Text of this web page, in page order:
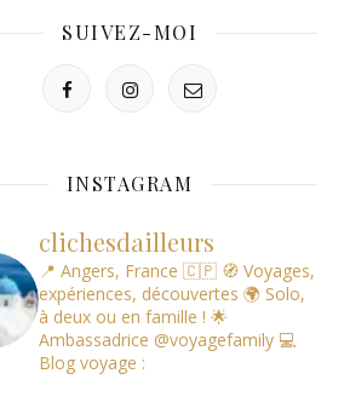
SUIVEZ-MOI
INSTAGRAM
clichesdailleurs
📍 Angers, France 🇨🇵 🧭 Voyages,
expériences, découvertes 🌍 Solo,
à deux ou en famille ! 🌟
Ambassadrice @voyagefamily 💻
Blog voyage :